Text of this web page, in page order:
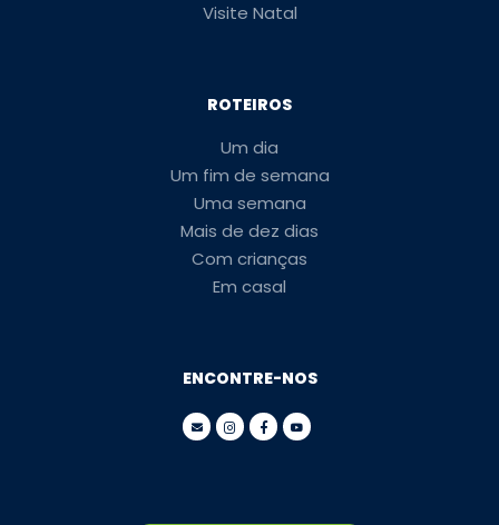
Visite Natal
ROTEIROS
Um dia
Um fim de semana
Uma semana
Mais de dez dias
Com crianças
Em casal
ENCONTRE-NOS